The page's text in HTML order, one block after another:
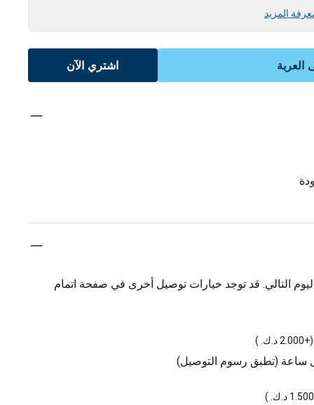
المزيد
اشتري الآن
التالي. قد توجد خيارات توصيل أخرى في صفحة اتمام
(+2.000 د.ك. )
ساعة (تطبق رسوم التوصيل)
)